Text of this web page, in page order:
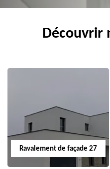
Découvrir
Ravalement de façade 27